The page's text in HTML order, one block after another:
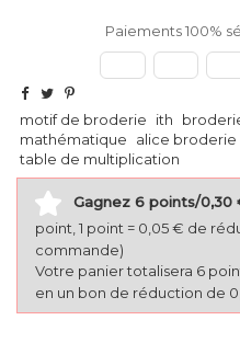
Paiements 100%
motif de broderie ith
mathématique
alice broderie
table de multiplication
Gagnez 6 points/0,30
point, 1 point = 0,05 € de
commande)
Votre panier totalisera 6
en un bon de réduction de